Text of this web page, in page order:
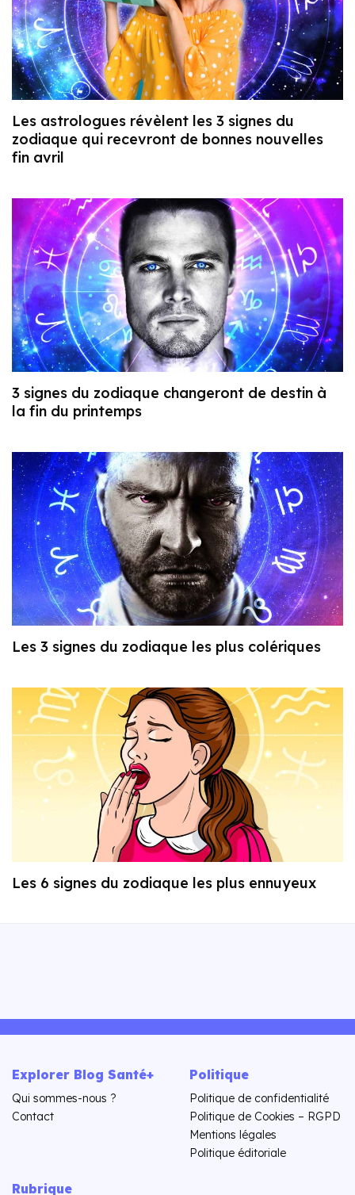
Les astrologues révèlent les 3 signes du
zodiaque qui recevront de bonnes nouvelles
fin avril
3 signes du zodiaque changeront de destin à
la fin du printemps
Les 3 signes du zodiaque les plus colériques
Les 6 signes du zodiaque les plus ennuyeux
Explorer Blog Santé+
Qui sommes-nous ?
Contact
Politique
Politique de confidentialité
Politique de Cookies – RGPD
Mentions légales
Politique éditoriale
Rubrique